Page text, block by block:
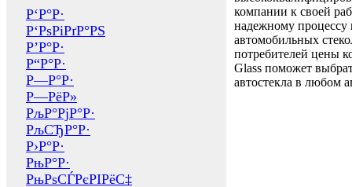
Р‘Р°Р·
Р‘РѕРіРґР°РЅ
Р’Р°Р·
Р“Р°Р·
Р—Р°Р·
Р—РёР»
РљР°РјР°Р·
РљСЂР°Р·
Р›Р°Р·
РњР°Р·
РњРѕСЃРєРІРёС‡
компании к своей
надежному процессу
автомобильных
потребителей цены
Glass поможет
автостекла в любом